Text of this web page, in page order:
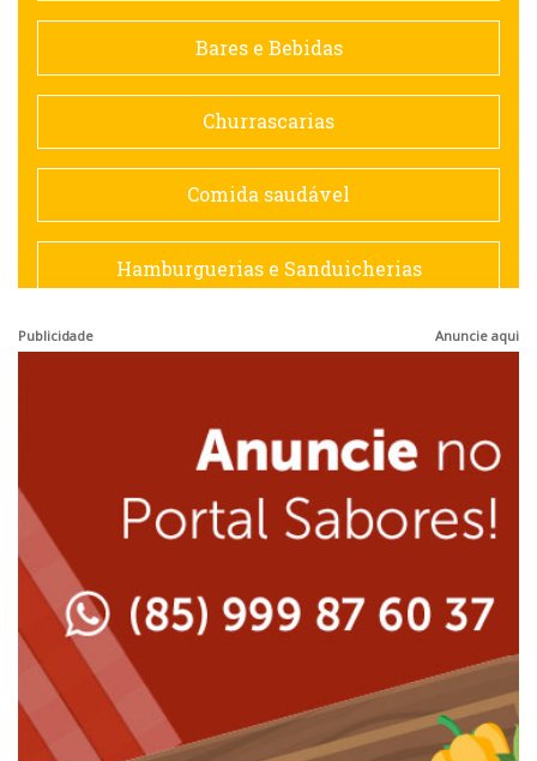
Contemporânea
Doceria
Espanhola
Francesa
Japonesa e Oriental
Lanchonetes
Massas
Peixes e Frutos do Mar
Bares e Bebidas
Churrascarias
Comida saudável
Hamburguerias e Sanduicherias
Peixes e Frutos do Mar
Pizzarias
Publicidade Anuncie aqui